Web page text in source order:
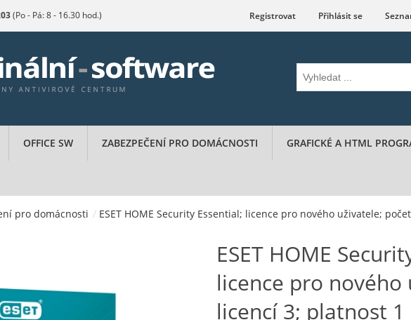
(Po - Pá: 8 - 16.30 hod.) Registrovat Přihlásit se
OFFICE SW ZABEZPEČENÍ PRO DOMÁCNOSTI GRAFICKÉ A HTML
pro domácnosti / ESET HOME Security Essential; licence pro nového uživatele;
ESET HOME
licence pro
licencí 3; platnost